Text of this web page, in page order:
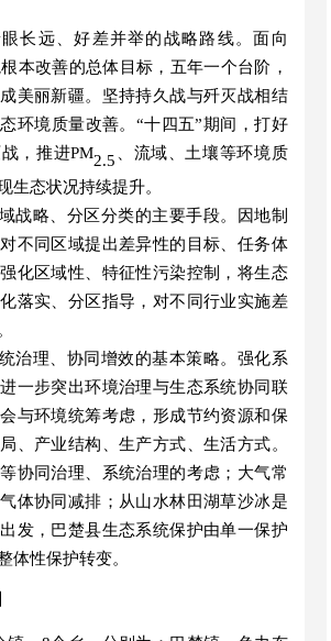
长远、好差并举的战略路线。面向
本改善的总体目标，五年一个台阶，
美丽新疆。坚持持久战与歼灭战相结
环境质量改善。 “十四五”期间，打好
，推进PM2.5 、流域、土壤等环境质
生态状况持续提升。
略、分区分类的主要手段。因地制
不同区域提出差异性的目标、任务体
化区域性、特征性污染控制，将生态
落实、分区指导，对不同行业实施差
理、协同增效的基本策略。强化系
一步突出环境治理与生态系统协同联
与环境统筹考虑，形成节约资源和保
、产业结构、生产方式、生活方式。
协同治理、 系统治理的考虑；大气常
体协同减排；从山水林田湖草沙冰是
发， 巴楚县生态系统保护由单一保护
体性保护转变。